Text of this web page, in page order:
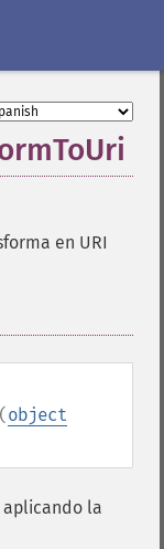
en URI
(object
aplicando la